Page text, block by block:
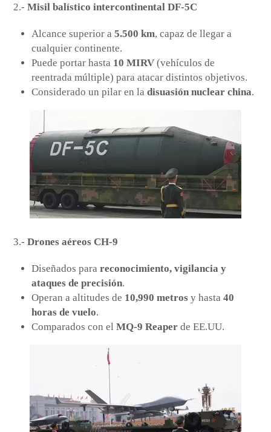
2.-Misil balístico intercontinental DF-5C
Alcance superior a5.500 km, capaz de llegar a
cualquier continente.
Puede portar hasta 10 MIRV (vehículos de
reentrada múltiple) para atacar distintos objetivos.
Considerado un pilar en ladisuasión nuclear china.
3.-Drones aéreos CH-9
Diseñados parareconocimiento, vigilancia y
ataques de precisión.
Operan a altitudes de 10,990 metros y hasta40
horas de vuelo.
Comparados con elMQ-9 Reaper de EE.UU.